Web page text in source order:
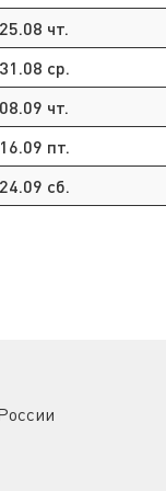
25.08 чт.
31.08 ср.
08.09 чт.
16.09 пт.
24.09 сб.